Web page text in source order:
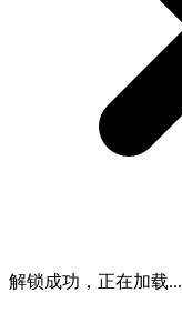
解锁成功，正在加载...